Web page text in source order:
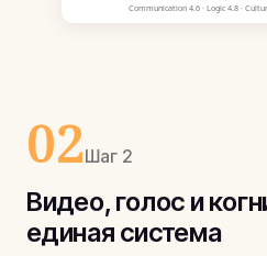
Communication 4.6 · Logic 4.8 ·
02Шаг 2
Видео, голос и
единая система